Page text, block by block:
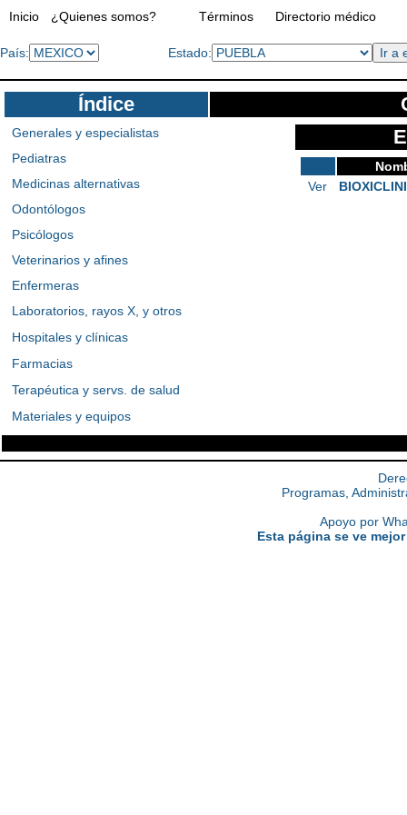
Inicio ¿Quienes somos? Términos Directorio médico
País: Estado:
Índice
Generales y especialistas
Pediatras
Medicinas alternativas
Odontólogos
Psicólogos
Veterinarios y afines
Enfermeras
Laboratorios, rayos X, y otros
Hospitales y clínicas
Farmacias
Terapéutica y servs. de salud
Materiales y equipos
Ver
Programas,
Apoyo por
Esta página se ve